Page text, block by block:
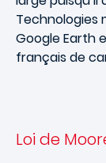
Technologies
Google Earth
français de
Loi de